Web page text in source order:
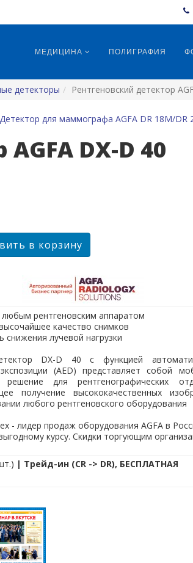
МЕДИЦИНА ПОЛИГРАФИЯ
детекторы Рентгеновский детектор
Детектор для маммографа AGFA DR 18M/DR
DX-D 40
рентгеновским аппаратом
качество снимков
лучевой нагрузки
DX-D 40 с функцией
(AED) представляет собой
решение для рентгенографических
получение высококачественных
любого рентгеновского оборудования
- лидер продаж оборудования AGFA в
курсу. Скидки торгующим
| Трейд-ин (CR -> DR), БЕСПЛАТНАЯ